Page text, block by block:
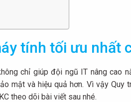
tính tối ưu nhất
chỉ giúp đội ngũ IT nâng cao
mật và hiệu quả hơn. Vì vậy
theo dõi bài viết sau nhé.